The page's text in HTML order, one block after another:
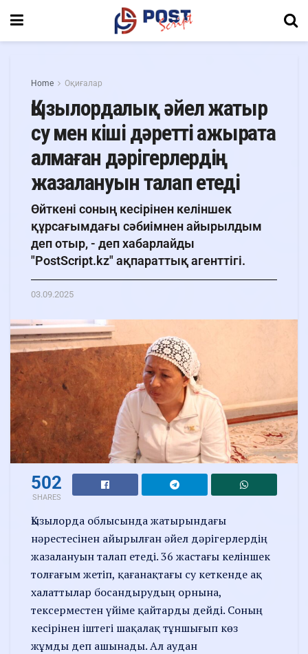
Home Оқиғалар
Қызылордалық әйел жатыр
су мен кіші дәретті ажырата
алмаған дәрігерлердің
жазалануын талап етеді
Өйткені соның кесірінен келіншек
құрсағымдағы сәбиімнен айырылдым
деп отыр, - деп хабарлайды
"PostScript.kz" ақпараттық агенттігі.
03.09.2025
502
SHARES
Қызылорда облысында жатырындағы
нәрестесінен айырылған әйел дәрігерлердің
жазалануын талап етеді. 36 жастағы келіншек
толғағым жетіп, қағанақтағы су кеткенде ақ
халаттылар босандырудың орнына,
тексерместен үйіме қайтарды дейді. Соның
кесірінен іштегі шақалақ тұншығып көз
жұмды деп ашынады. Ал аудан